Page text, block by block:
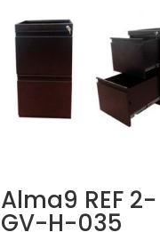
Alma9 REF 2-
GV-H-035